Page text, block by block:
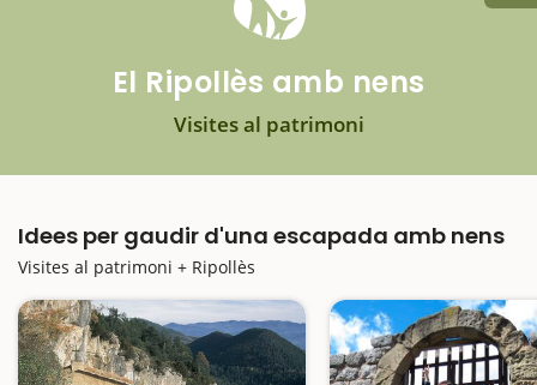
El Ripollès amb nens
Visites al patrimoni
Idees per gaudir d'una escapada amb nens
Visites al patrimoni + Ripollès